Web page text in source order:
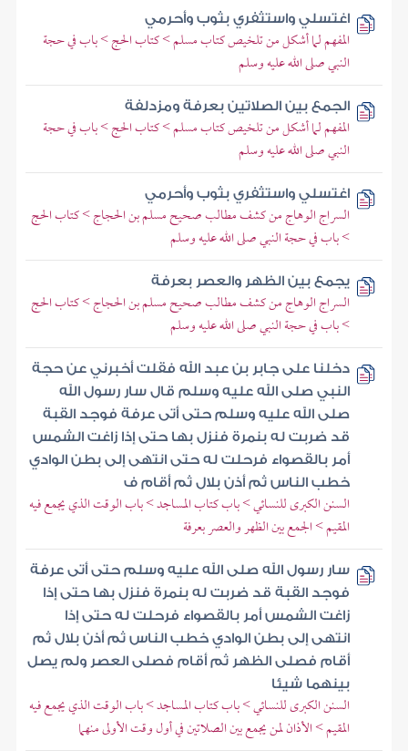
اغتسلي واستثفري بثوب وأحرمي
المفهم لما أشكل من تلخيص كتاب مسلم > كتاب الحج > باب في حجة
النبي صلى الله عليه وسلم
الجمع بين الصلاتين بعرفة ومزدلفة
المفهم لما أشكل من تلخيص كتاب مسلم > كتاب الحج > باب في حجة
النبي صلى الله عليه وسلم
اغتسلي واستثفري بثوب وأحرمي
السراج الوهاج من كشف مطالب صحيح مسلم بن الحجاج > كتاب الحج
> باب في حجة النبي صلى الله عليه وسلم
يجمع بين الظهر والعصر بعرفة
السراج الوهاج من كشف مطالب صحيح مسلم بن الحجاج > كتاب الحج
> باب في حجة النبي صلى الله عليه وسلم
دخلنا على جابر بن عبد الله فقلت أخبرني عن حجة
النبي صلى الله عليه وسلم قال سار رسول الله
صلى الله عليه وسلم حتى أتى عرفة فوجد القبة
قد ضربت له بنمرة فنزل بها حتى إذا زاغت الشمس
أمر بالقصواء فرحلت له حتى انتهى إلى بطن الوادي
خطب الناس ثم أذن بلال ثم أقام ف
السنن الكبرى للنسائي > باب كتاب المساجد > باب الوقت الذي يجمع فيه
المقيم > الجمع بين الظهر والعصر بعرفة
سار رسول الله صلى الله عليه وسلم حتى أتى عرفة
فوجد القبة قد ضربت له بنمرة فنزل بها حتى إذا
زاغت الشمس أمر بالقصواء فرحلت له حتى إذا
انتهى إلى بطن الوادي خطب الناس ثم أذن بلال ثم
أقام فصلى الظهر ثم أقام فصلى العصر ولم يصل
بينهما شيئا
السنن الكبرى للنسائي > باب كتاب المساجد > باب الوقت الذي يجمع فيه
المقيم > الأذان لمن يجمع بين الصلاتين في أول وقت الأولى منهما